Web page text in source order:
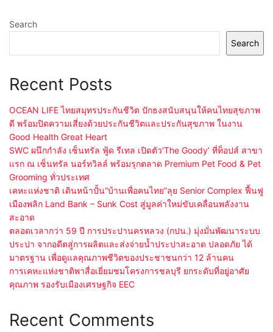
Search
Search
Recent Posts
OCEAN LIFE ไทยสมุทรประกันชีวิต ปักธงสนับสนุนให้คนไทยสุขภาพ
ดี พร้อมปิดความเสี่ยงด้วยประกันชีวิตและประกันสุขภาพ ในงาน
Good Health Great Heart
SWC ผนึกกำลัง เซ็นทรัล ฟู้ด รีเทล เปิดตัว‘The Goody’ ที่ท็อปส์ สาขา
แรก ณ เซ็นทรัล นอร์ทวิลล์ พร้อมรุกตลาด Premium Pet Food & Pet
Grooming ทั่วประเทศ
เคหะแห่งชาติ เดินหน้าปั้น“บ้านเพื่อคนไทย”ลุย Senior Complex ฟื้นฟู
เมืองพลิก Land Bank – Sunk Cost สู่มูลค่าใหม่ขับเคลื่อนพลังงาน
สะอาด
ตลอดเวลากว่า 59 ปี การประปานครหลวง (กปน.) มุ่งมั่นพัฒนาระบบ
ประปา จากอดีตสู่การผลิตและส่งจ่ายน้ำประปาสะอาด ปลอดภัย ได้
มาตรฐาน เพื่อดูแลคุณภาพชีวิตของประชาชนกว่า 12 ล้านคน
การเคหะแห่งชาติพาสื่อเยี่ยมชมโครงการชลบุรี ยกระดับที่อยู่อาศัย
คุณภาพ รองรับเมืองเศรษฐกิจ EEC
Recent Comments